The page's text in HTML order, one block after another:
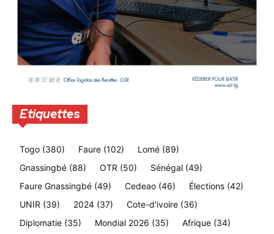
Etiquettes
Togo (380) Faure (102) Lomé (89)
Gnassingbé (88) OTR (50) Sénégal (49)
Faure Gnassingbé (49) Cedeao (46) Élections (42)
UNIR (39) 2024 (37) Cote-d'ivoire (36)
Diplomatie (35) Mondial 2026 (35) Afrique (34)